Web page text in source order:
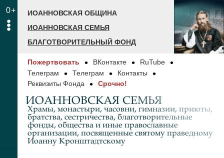
0+
ИОАННОВСКАЯ ОБЩИНА
ИОАННОВСКАЯ СЕМЬЯ
БЛАГОТВОРИТЕЛЬНЫЙ ФОНД
Пожертвовать ВКонтакте
RuTube
Телеграм
Телеграм
Контакты
Реквизиты Фонда
Срочно!
ИОАННОВСКАЯ СЕМЬЯ
Храмы, монастыри, часовни, гимназии, приюты,
братства, сестричества, благотворительные
фонды, общества и иные православные
организации, посвященные святому праведному
Иоанну Кронштадтскому